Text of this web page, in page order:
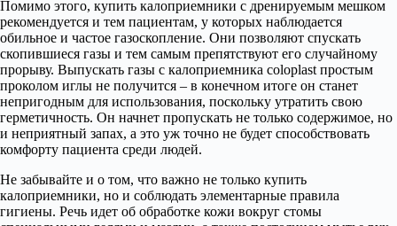
Помимо этого, купить калоприемники с дренируемым мешком
рекомендуется и тем пациентам, у которых наблюдается
обильное и частое газоскопление. Они позволяют спускать
скопившиеся газы и тем самым препятствуют его случайному
прорыву. Выпускать газы с калоприемника coloplast простым
проколом иглы не получится – в конечном итоге он станет
непригодным для использования, поскольку утратить свою
герметичность. Он начнет пропускать не только содержимое, но
и неприятный запах, а это уж точно не будет способствовать
комфорту пациента среди людей.
Не забывайте и о том, что важно не только купить
калоприемники, но и соблюдать элементарные правила
гигиены. Речь идет об обработке кожи вокруг стомы